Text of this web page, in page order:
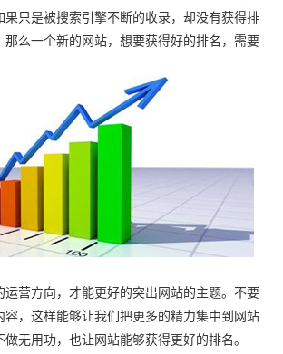
果只是被搜索引擎不断的收录，却没有获得排
那么一个新的网站，想要获得好的排名，需要
运营方向，才能更好的突出网站的主题。不要
容，这样能够让我们把更多的精力集中到网站
无用功，也让网站能够获得更好的排名。